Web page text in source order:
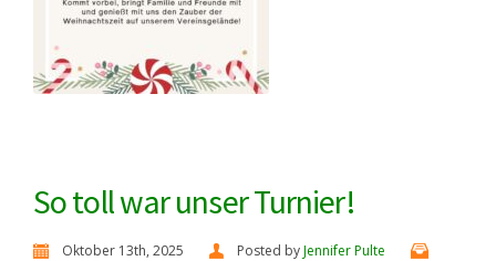
So toll war unser Turnier!
Oktober 13th, 2025 Posted byJennifer Pulte